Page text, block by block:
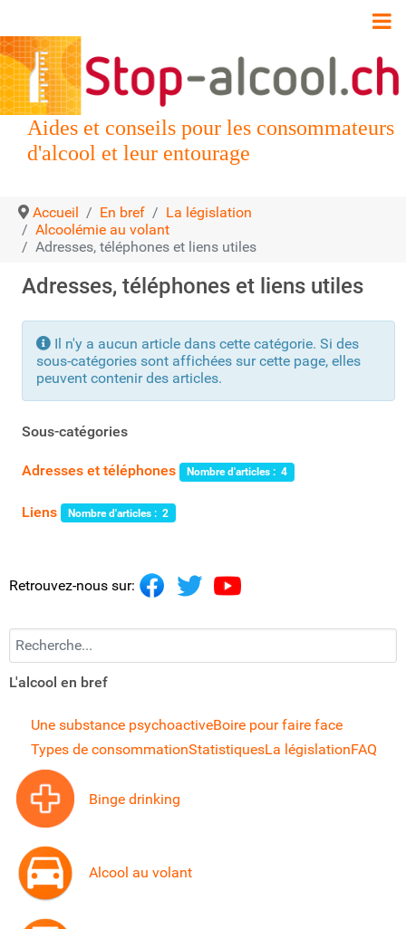
Aides et conseils pour les consommateurs
d'alcool et leur entourage
Accueil En bref
La législation
Alcoolémie au volant
Adresses, téléphones et liens utiles
Adresses, téléphones et liens utiles
Info
Il n'y a aucun article dans cette catégorie. Si des
sous-catégories sont affichées sur cette page, elles
peuvent contenir des articles.
Sous-catégories
Adresses et téléphones Nombre d'articles : 4
Liens Nombre d'articles : 2
Retrouvez-nous sur:
Recherchez...
L'alcool en bref
Une substance psychoactiveBoire pour faire face
Types de consommationStatistiquesLa législationFAQ
Binge drinking
Alcool au volant